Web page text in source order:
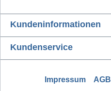
Kundeninformationen
Kundenservice
Impressum AGB